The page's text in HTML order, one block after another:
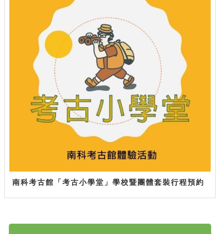
南科考古館「考古小學堂」學校暨團體套裝行程預約